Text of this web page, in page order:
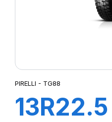
PIRELLI - TG88